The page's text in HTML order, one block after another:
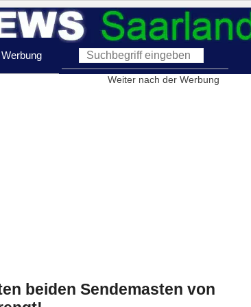
Werbung
Weiter nach der Werbung
beiden Sendemasten von